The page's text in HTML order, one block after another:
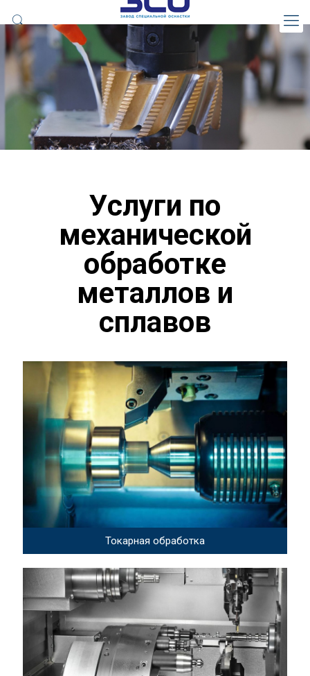
Услуги по
механической
обработке
металлов и
сплавов
Токарная обработка